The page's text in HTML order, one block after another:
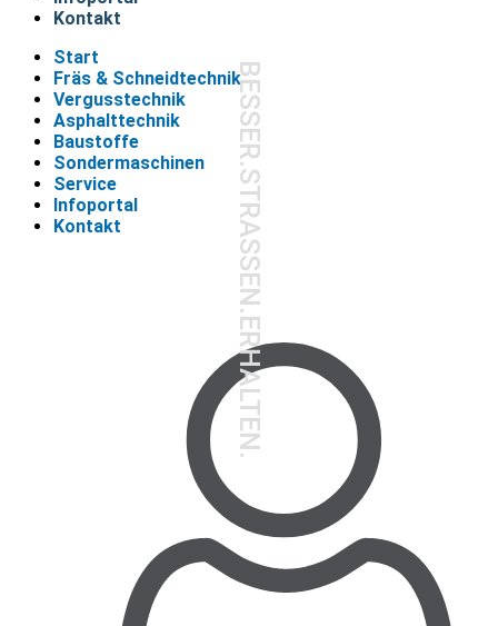
Kontakt
Start
Fräs & Schneidtechnik
Vergusstechnik
Asphalttechnik
Baustoffe
Sondermaschinen
Service
Infoportal
Kontakt
BESSER.STRASSEN.ERHALTEN.